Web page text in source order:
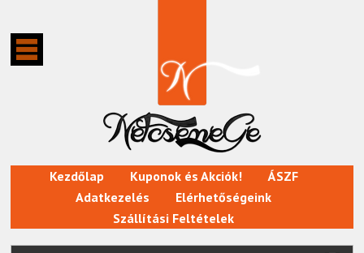
Kezdőlap Kuponok és Akciók!
ÁSZF
Adatkezelés
Elérhetőségeink
Szállítási Feltételek